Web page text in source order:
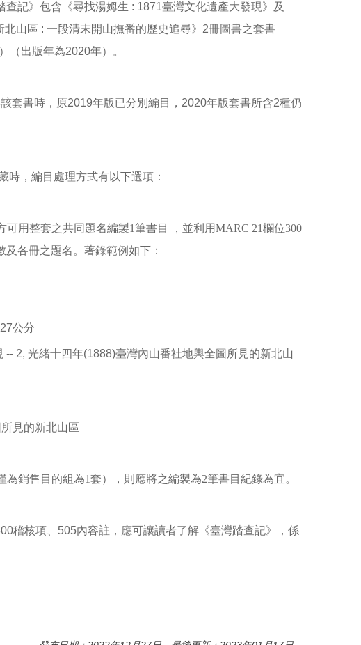
記》包含《尋找湯姆生 : 1871臺灣文化遺產大發現》及
山區 : 一段清末開山撫番的歷史追尋》2冊圖書之套書
（出版年為2020年）。
套書時，原2019年版已分別編目，2020年版套書所含2種仍
時，編目處理方式有以下選項：
用整套之共同題名編製1筆書目 ，並利用MARC 21欄位300
各冊之題名。著錄範例如下：
公分
2, 光緒十四年(1888)臺灣內山番社地輿全圖所見的新北山
見的新北山區
銷售目的組為1套），則應將之編製為2筆書目紀錄為宜。
稽核項、505內容註，應可讓讀者了解《臺灣踏查記》，係